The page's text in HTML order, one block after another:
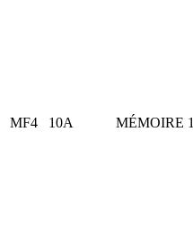
MF4 10A MÉMOIRE 1